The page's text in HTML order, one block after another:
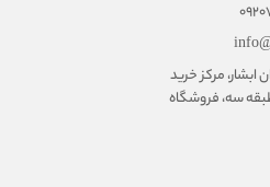
مرکز خرید
سه، فروشگاه